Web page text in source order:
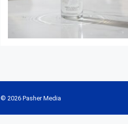
© 2026 Pasher Media